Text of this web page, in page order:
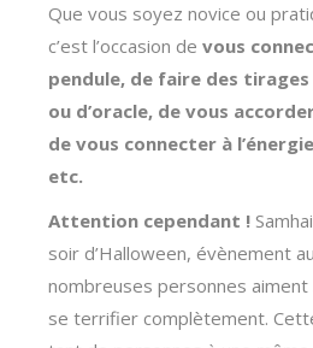
Que vous soyez novice ou
c’est l’occasion de vous
pendule, de faire des
ou d’oracle, de vous
de vous connecter à
etc.
Attention cependant !
soir d’Halloween, évènement
nombreuses personnes
se terrifier complètement.